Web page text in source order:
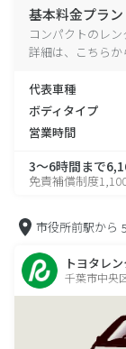
基本料金プラン
コンパクトのレ
詳細は、こちらか
代表車種
ボディタイプ
営業時間
3～6時間まで
免責補償制度
市役所前駅から
トヨタレ
千葉市中央